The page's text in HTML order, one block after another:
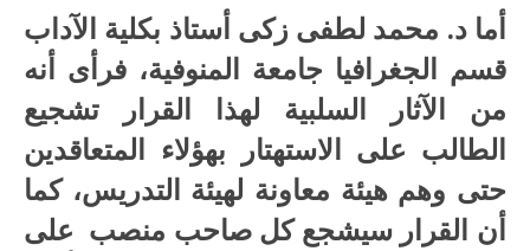
أما د. محمد لطفى زكى أستاذ بكلية الآداب
قسم الجغرافيا جامعة المنوفية، فرأى أنه
من الآثار السلبية لهذا القرار تشجيع
الطالب على الاستهتار بهؤلاء المتعاقدين
حتى وهم هيئة معاونة لهيئة التدريس، كما
أن القرار سيشجع كل صاحب منصب على